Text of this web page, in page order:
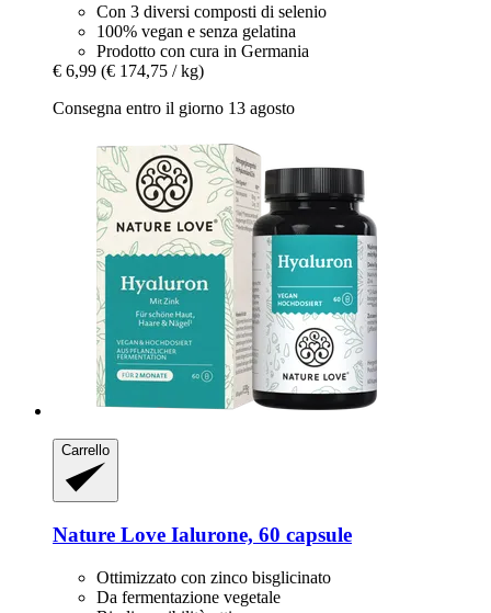
Con 3 diversi composti di selenio
100% vegan e senza gelatina
Prodotto con cura in Germania
€ 6,99 (€ 174,75 / kg)
Consegna entro il giorno 13 agosto
Carrello
Nature Love Ialurone, 60 capsule
Ottimizzato con zinco bisglicinato
Da fermentazione vegetale